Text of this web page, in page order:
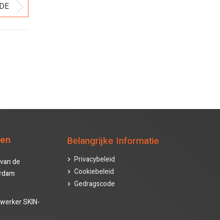
Volgend
bericht
de
SKIN-
Belangrijke Informatie
Privacybeleid
Cookiebeleid
Gedragscode